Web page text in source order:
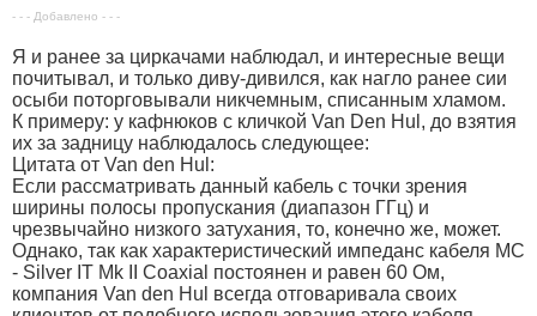
- - - Добавлено - - -
Я и ранее за циркачами наблюдал, и интересные вещи
почитывал, и только диву-дивился, как нагло ранее сии
осыби поторговывали никчемным, списанным хламом.
К примеру: у кафнюков с кличкой Van Den Hul, до взятия
их за задницу наблюдалось следующее:
Цитата от Van den Hul:
Если рассматривать данный кабель с точки зрения
ширины полосы пропускания (диапазон ГГц) и
чрезвычайно низкого затухания, то, конечно же, может.
Однако, так как характеристический импеданс кабеля MC
- Silver IT Mk II Coaxial постоянен и равен 60 Ом,
компания Van den Hul всегда отговаривала своих